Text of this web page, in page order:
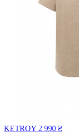
KETROY 2 990 ₴